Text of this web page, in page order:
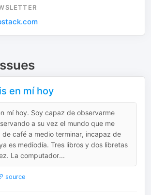
en mí hoy
mí hoy. Soy capaz de observarme
a su vez el mundo que me
de café a medio terminar, incapaz de
es mediodía. Tres libros y dos libretas
La computador...
source